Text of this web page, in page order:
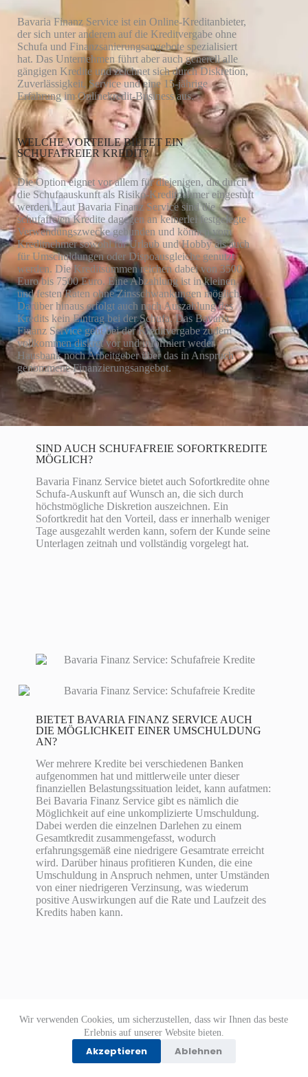
Wir verwenden Cookies, um sicherzustellen, dass wir Ihnen das beste
Erlebnis auf unserer Website bieten.
Akzeptieren Ablehnen
Bavaria Finanz Service ist ein Online-Kreditanbieter,
der sich unter anderem auf die Kreditvergabe ohne
Schufa und Finanzsanierungsangebote spezialisiert
hat. Das Unternehmen führt aber auch generell alle
gängigen Kredite und zeichnet sich durch Diskretion,
Zuverlässigkeit, Service und eine 15-jährige
Erfahrung im Onlinekredit-Business aus.
WELCHE VORTEILE BIETET EIN
SCHUFAFREIER KREDIT?
Die Option eignet vor allem für diejenigen, die durch
die Schufaauskunft als Risiko-Kreditnehmer eingestuft
werden. Laut Bavaria Finanz Service sind die
schufafreien Kredite dagegen an keinerlei festgelegte
Verwendungszwecke gebunden und können vom
Kreditnehmer sowohl für Urlaub und Hobby als auch
für Umschuldungen oder Dispoausgleiche genutzt
werden. Die Kreditsummen reichen dabei von 3500
Euro bis 7500 Euro. Eine Abzahlung ist in kleinen
und festen Raten ohne Zinsschwankungen möglich.
Darüber hinaus erfolgt auch nach Auszahlung des
Kredits kein Eintrag bei der Schufa. Das Bavaria
Finanz Service geht bei der Kreditvergabe zudem
vollkommen diskret vor und informiert weder
Hausbank noch Arbeitgeber über das in Anspruch
genommene Finanzierungsangebot.
SIND AUCH SCHUFAFREIE SOFORTKREDITE
MÖGLICH?
Bavaria Finanz Service bietet auch Sofortkredite ohne
Schufa-Auskunft auf Wunsch an, die sich durch
höchstmögliche Diskretion auszeichnen. Ein
Sofortkredit hat den Vorteil, dass er innerhalb weniger
Tage ausgezahlt werden kann, sofern der Kunde seine
Unterlagen zeitnah und vollständig vorgelegt hat.
BIETET BAVARIA FINANZ SERVICE AUCH
DIE MÖGLICHKEIT EINER UMSCHULDUNG
AN?
Wer mehrere Kredite bei verschiedenen Banken
aufgenommen hat und mittlerweile unter dieser
finanziellen Belastungssituation leidet, kann aufatmen:
Bei Bavaria Finanz Service gibt es nämlich die
Möglichkeit auf eine unkomplizierte Umschuldung.
Dabei werden die einzelnen Darlehen zu einem
Gesamtkredit zusammengefasst, wodurch
erfahrungsgemäß eine niedrigere Gesamtrate erreicht
wird. Darüber hinaus profitieren Kunden, die eine
Umschuldung in Anspruch nehmen, unter Umständen
von einer niedrigeren Verzinsung, was wiederum
positive Auswirkungen auf die Rate und Laufzeit des
Kredits haben kann.
Datenschutz Impressum